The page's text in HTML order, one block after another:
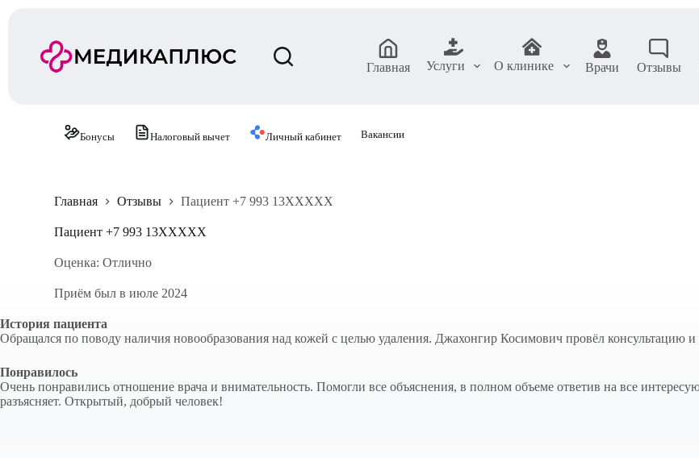
Главная Услуги О клинике Врачи Отзывы
Бонусы Налоговый вычет Личный кабинет Вакансии
Главная Отзывы Пациент +7 993 13XXXXX
Пациент +7 993 13XXXXX
Оценка: Отлично
Приём был в июле 2024
История пациента
Обращался по поводу наличия новообразования над кожей с целью удаления. Джахонгир Косимович провёл консультацию
Понравилось
Очень понравились отношение врача и внимательность. Помогли все объяснения, в полном объеме ответив на все
разъясняет. Открытый, добрый человек!